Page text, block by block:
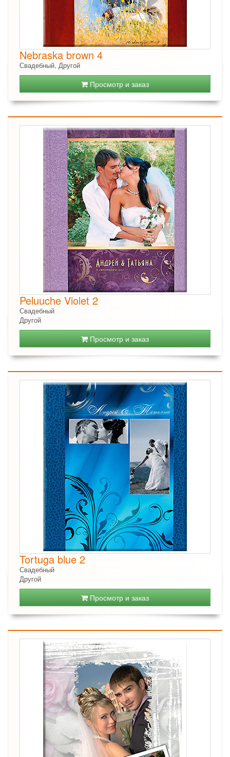
Nebraska brown 4
Свадебный, Другой
Просмотр и заказ
Peluuche Violet 2
Свадебный
Другой
Просмотр и заказ
Tortuga blue 2
Свадебный
Другой
Просмотр и заказ